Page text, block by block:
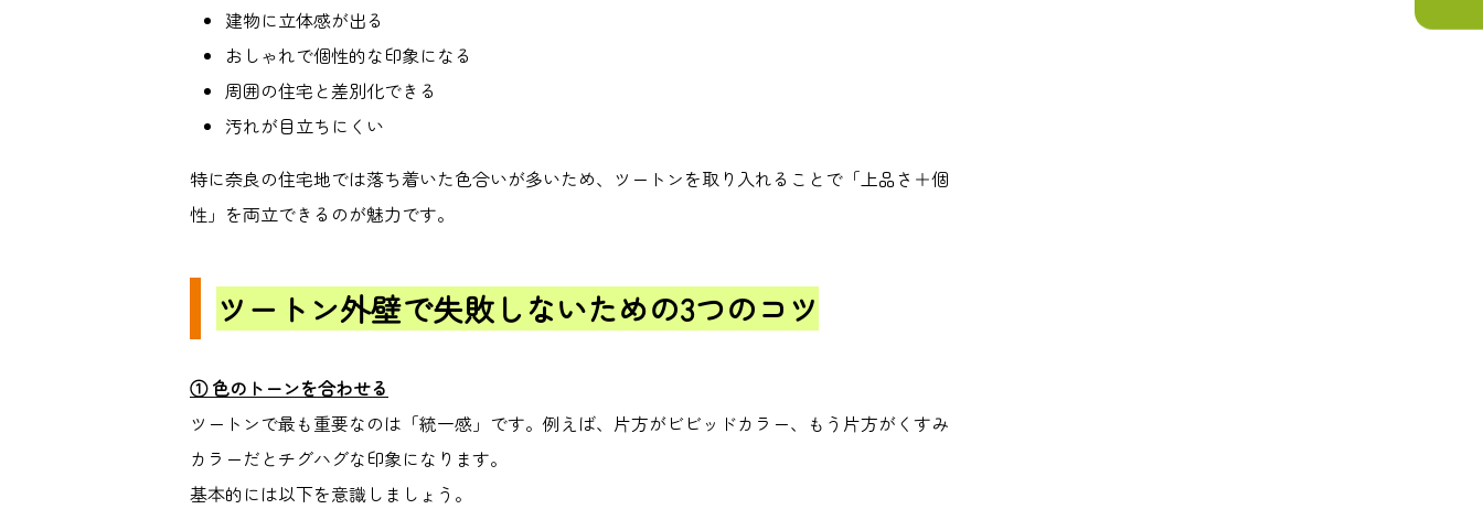
建物に立体感が出る
おしゃれで個性的な印象になる
周囲の住宅と差別化できる
汚れが目立ちにくい
特に奈良の住宅地では落ち着いた色合いが多いため、ツートンを取り入れることで「上品さ＋個
性」を両立できるのが魅力です。
ツートン外壁で失敗しないための3つのコツ
①色のトーンを合わせる
ツートンで最も重要なのは「統一感」です。例えば、片方がビビッドカラー、もう片方がくすみ
カラーだとチグハグな印象になります。
基本的には以下を意識しましょう。